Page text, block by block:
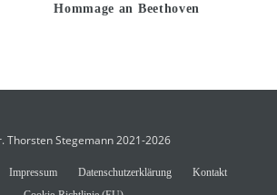
Hommage an Beethoven
Thorsten Stegemann 2021-2026
Impressum Datenschutzerklärung
Kontakt